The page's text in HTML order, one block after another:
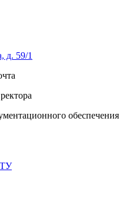
д. 59/1
обеспечения